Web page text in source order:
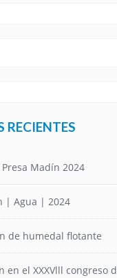
RECIENTES
Madín 2024
| Agua | 2024
de humedal flotante
en el XXXVlll congreso